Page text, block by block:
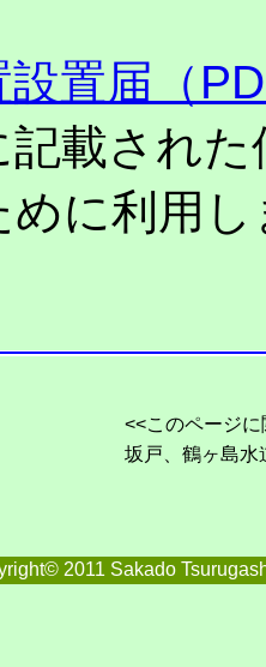
設置届（
された
めに利用
<<このページ
坂戸、鶴ヶ島
2011 Sakado